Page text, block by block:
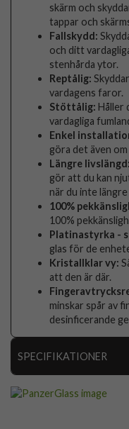
skärm och
tappar och
Fallskydd:
och ditt
stenhårda ytor.
Reptålig:
vardagens faror.
Stöttålig: Håller
vardagliga
Enkel
göra det även
Längre livslängd:
gör att du kan
när du inte
100%
100%
Platinastyrka -
glas för de
Kristallklar vy:
att den är där.
minskar spår av
desinficerande
SPECIFIKATIONER